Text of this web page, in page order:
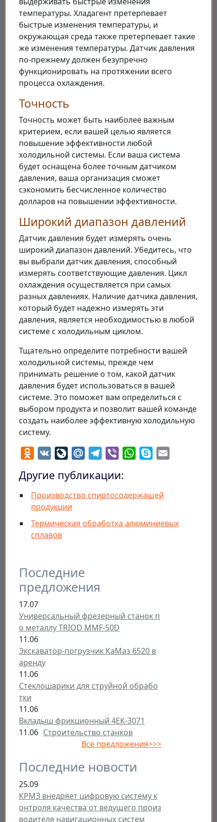
Последние
предложения
17.07
Универсальный фрезерный станок п
о металлу TRIOD MMF-50D
11.06
Экскаватор-погрузчик КаМаз 6520 в
аренду
11.06
Стеклошарики для струйной обрабо
тки
11.06
Вкладыш фрикционный 4ЕК-3071
11.06 Строительство станков
Все предложения>>>
Последние новости
25.09
КРМЗ внедряет цифровую систему к
онтроля качества от ведущего произ
водителя навигационных систем
температуры. Хладагент претерпевает
быстрые изменения температуры, и
окружающая среда также претерпевает такие
же изменения температуры. Датчик давления
по-прежнему должен безупречно
функционировать на протяжении всего
процесса охлаждения.
Точность
Точность может быть наиболее важным
критерием, если вашей целью является
повышение эффективности любой
холодильной системы. Если ваша система
будет оснащена более точным датчиком
давления, ваша организация сможет
сэкономить бесчисленное количество
долларов на повышении эффективности.
Широкий диапазон давлений
Датчик давления будет измерять очень
широкий диапазон давлений. Убедитесь, что
вы выбрали датчик давления, способный
измерять соответствующие давления. Цикл
охлаждения осуществляется при самых
разных давлениях. Наличие датчика давления,
который будет надежно измерять эти
давления, является необходимостью в любой
системе с холодильным циклом.
Тщательно определите потребности вашей
холодильной системы, прежде чем
принимать решение о том, какой датчик
давления будет использоваться в вашей
системе. Это поможет вам определиться с
выбором продукта и позволит вашей команде
создать наиболее эффективную холодильную
систему.
Odnoklassniki
VK LiveJournal
Mail.RuTelegram
Viber WhatsApp
Skype
Другие публикации:
Производство спиртосодержащей
продукции
Термическая обработка алюминиевых
сплавов